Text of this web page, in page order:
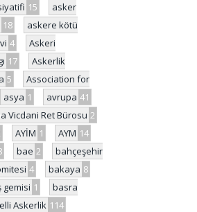
15
asker
18
askere kötü
4
Askeri
17
Askerlik
5
Association for
asya 1 avrupa 41
Vicdani Ret Bürosu 2
AYİM 1 AYM 14
bae 2
bahçeşehir
4 bakaya 8
gemisi 1
basra
Askerlik 114